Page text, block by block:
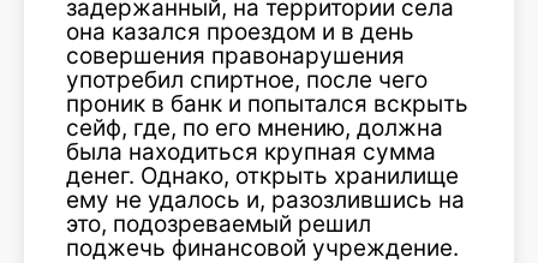
задержанный, на территории села
она казался проездом и в день
совершения правонарушения
употребил спиртное, после чего
проник в банк и попытался вскрыть
сейф, где, по его мнению, должна
была находиться крупная сумма
денег. Однако, открыть хранилище
ему не удалось и, разозлившись на
это, подозреваемый решил
поджечь финансовой учреждение.